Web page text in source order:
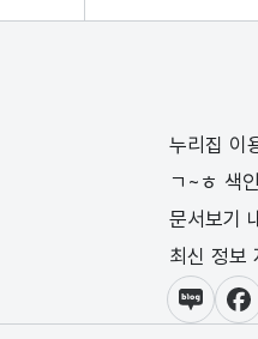
누리집 이
ㄱ~ㅎ 색인
문서보기
최신 정보
블로그페이